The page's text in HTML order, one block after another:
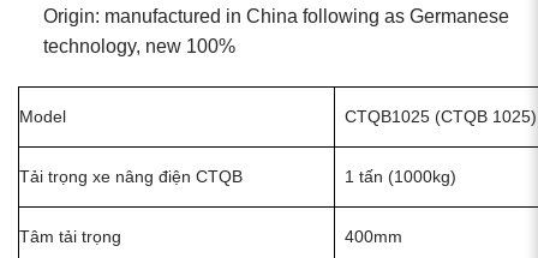
Origin: manufactured in China following as Germanese
technology, new 100%
Model CTQB1025 (CTQB 1025)
Tải trọng xe nâng điện CTQB 1 tấn (1000kg)
Tâm tải trọng 400mm